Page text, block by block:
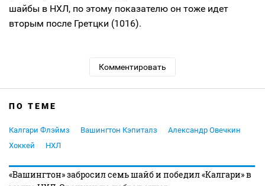
шайбы в НХЛ, по этому показателю он тоже идет
вторым после Гретцки (1016).
Комментировать
ПО ТЕМЕ
Калгари Флэймз Вашингтон Кэпиталз
Александр Овечкин
Хоккей
НХЛ
«Вашингтон» забросил семь шайб и победил «Калгари» в